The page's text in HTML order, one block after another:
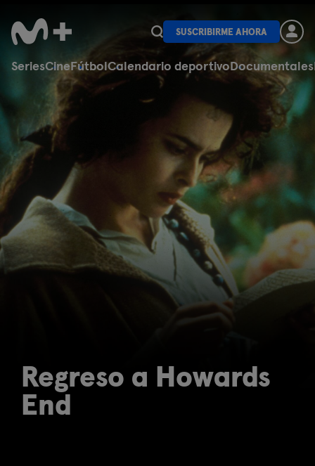
SeriesCineFútbolCalendario deportivoDocumentales
SUSCRIBIRME AHORA
Regreso a Howards
End